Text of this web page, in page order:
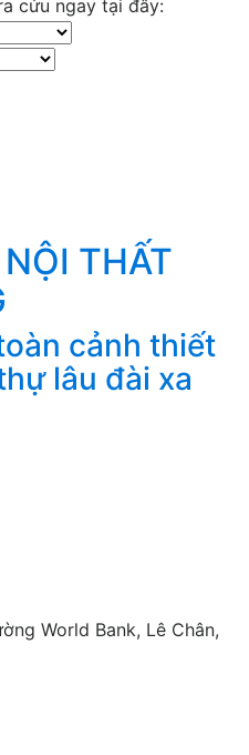
cứu ngay tại đây:
THẤT
cảnh thiết
lâu đài xa
World Bank, Lê Chân,